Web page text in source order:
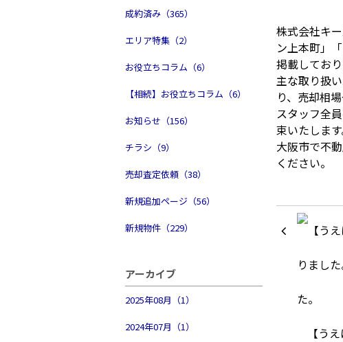
成約済み（365）
エリア特集（2）
お役立ちコラム（6）
【相続】お役立ちコラム（6）
お知らせ（156）
チラシ（9）
売却査定依頼（38）
新規追加ページ（56）
新規物件（229）
アーカイブ
2025年08月（1）
2024年07月（1）
株式会社キ
ン上本町」
掲載しており
主な取り扱
り、売却相
スタッフ全
束いたします
大阪市で不
ください。
【う